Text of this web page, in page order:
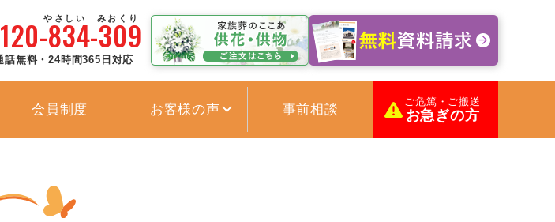
やさしい みおくり
834-309
話無料・24時間365日対応
会員制度 お客様の声 事前相談
ご危篤・ご搬送
お急ぎの方